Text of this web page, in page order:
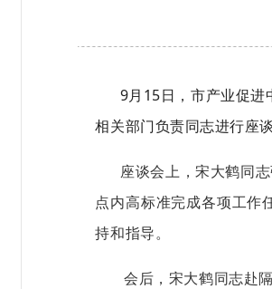
9月15日，市产业促进
相关部门负责同志进行座谈
座谈会上，宋大鹤同志
点内高标准完成各项工作
持和指导。
会后，宋大鹤同志赴隔